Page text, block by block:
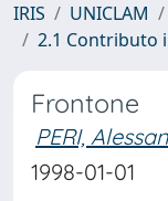
IRIS UNICLAM
2.1 Contributo
Frontone
PERI,
1998-01-01